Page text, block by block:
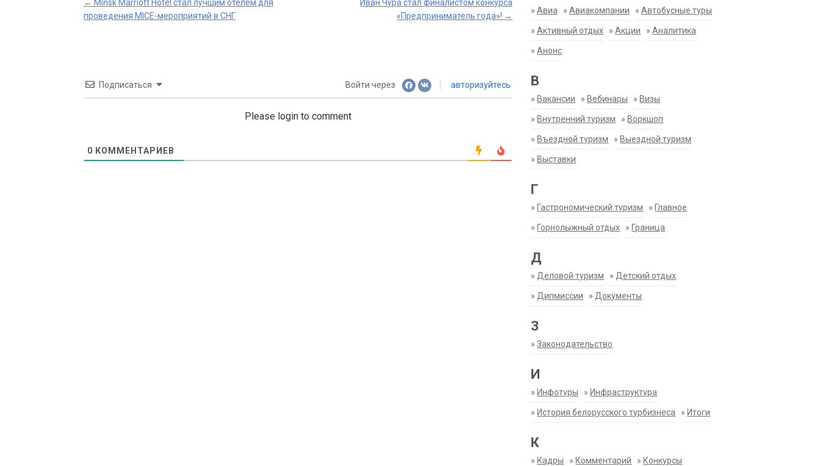
Post
← Minsk Marriott Hotel стал лучшим отелем для
проведения MICE-мероприятий в СНГ
Иван Чура стал финалистом конкурса
«Предприниматель года»! →
Подписаться Войти через авторизуйтесь
Please login to comment
0 КОММЕНТАРИЕВ
»Авиа »Авиакомпании »Автобусные туры
»Активный отдых »Акции »Аналитика
»Анонс
В
» Вакансии » Вебинары » Визы
» Внутренний туризм » Воркшоп
» Въездной туризм » Выездной туризм
» Выставки
Г
» Гастрономический туризм » Главное
» Горнолыжный отдых » Граница
Д
» Деловой туризм » Детский отдых
» Дипмиссии » Документы
З
»Законодательство
И
» Инфотуры » Инфраструктура
» История белорусского турбизнеса » Итоги
К
» Кадры » Комментарий » Конкурсы